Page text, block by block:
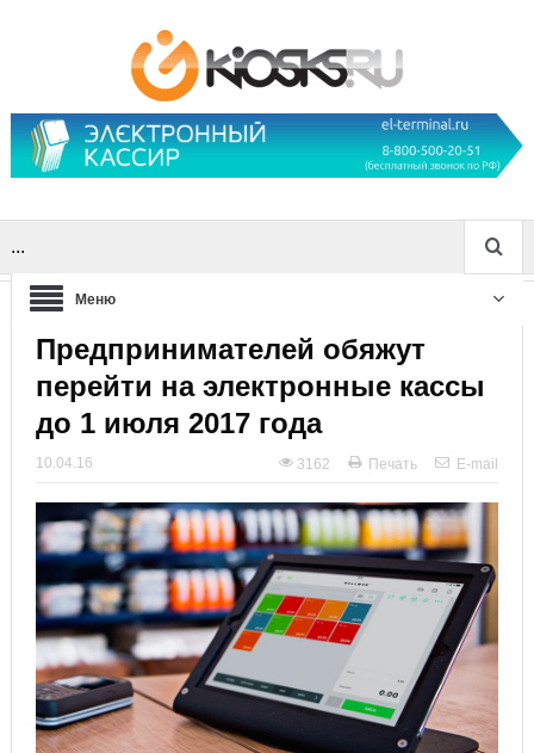
...
Меню
Предпринимателей обяжут
перейти на электронные кассы
до 1 июля 2017 года
10.04.16 3162 Печать E-mail